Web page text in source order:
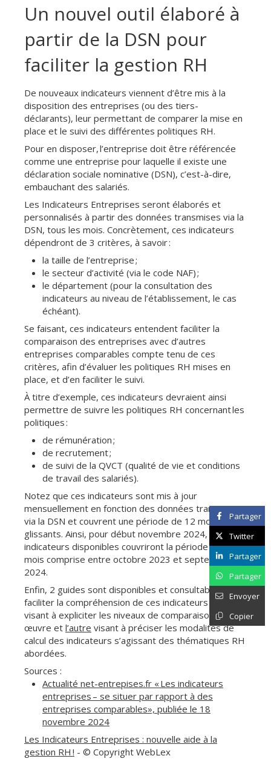
Un nouvel outil élaboré à
partir de la DSN pour
faciliter la gestion RH
De nouveaux indicateurs viennent d’être mis à la
disposition des entreprises (ou des tiers-
déclarants), leur permettant de comparer la mise en
place et le suivi des différentes politiques RH.
Pour en disposer, l’entreprise doit être référencée
comme une entreprise pour laquelle il existe une
déclaration sociale nominative (DSN), c’est-à-dire,
embauchant des salariés.
Les Indicateurs Entreprises seront élaborés et
personnalisés à partir des données transmises via la
DSN, tous les mois. Concrètement, ces indicateurs
dépendront de 3 critères, à savoir :
la taille de l’entreprise ;
le secteur d’activité (via le code NAF) ;
le département (pour la consultation des
indicateurs au niveau de l’établissement, le cas
échéant).
Se faisant, ces indicateurs entendent faciliter la
comparaison des entreprises avec d’autres
entreprises comparables compte tenu de ces
critères, afin d’évaluer les politiques RH mises en
place, et d’en faciliter le suivi.
À titre d’exemple, ces indicateurs devraient ainsi
permettre de suivre les politiques RH concernant les
politiques :
de rémunération ;
de recrutement ;
de suivi de la QVCT (qualité de vie et conditions
de travail des salariés).
Notez que ces indicateurs sont mis à jour
mensuellement en fonction des données transmises
via la DSN et couvrent une période de 12 mois
glissants. Ainsi, pour début novembre 2024, les
indicateurs disponibles couvriront la période de 12
mois comprise entre octobre 2023 et septembre
2024.
Enfin, 2 guides sont disponibles et consultables pour
faciliter la compréhension de ces indicateurs : l’un
visant à expliciter les niveaux de comparaison mis en
œuvre et l’autre visant à préciser les modalités de
calcul des indicateurs s’agissant des thématiques RH
abordées.
Sources :
Actualité net-entrepises.fr « Les indicateurs
entreprises – se situer par rapport à des
entreprises comparables», publiée le 18
novembre 2024
Les Indicateurs Entreprises : nouvelle aide à la
gestion RH ! - © Copyright WebLex
Partager
Twitter
Partager
Partager
Envoyer
Copier